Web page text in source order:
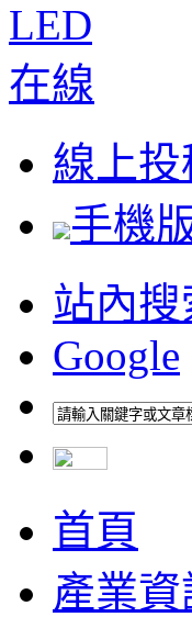
線上投
手機
站內搜
Google
首頁
產業資